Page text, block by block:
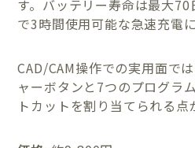
す。バッテリー寿命は最大
で3時間使用可能な急速充電
CAD/CAM操作での実用面で
ャーボタンと7つのプログラ
トカットを割り当てられる点